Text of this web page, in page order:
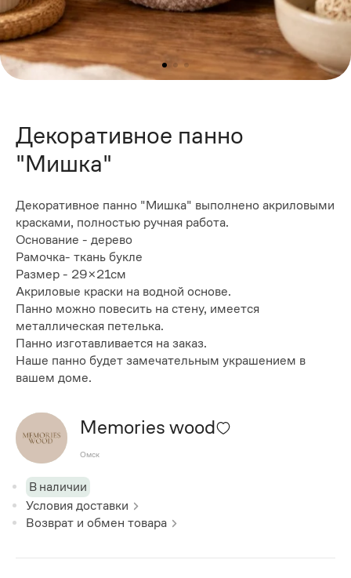
Декоративное панно
"Мишка"
Декоративное панно "Мишка" выполнено акриловыми
красками, полностью ручная работа.
Основание - дерево
Рамочка- ткань букле
Размер - 29×21см
Акриловые краски на водной основе.
Панно можно повесить на стену, имеется
металлическая петелька.
Панно изготавливается на заказ.
Наше панно будет замечательным украшением в
вашем доме.
Memories wood
Омск
В наличии
Условия доставки
Возврат и обмен товара